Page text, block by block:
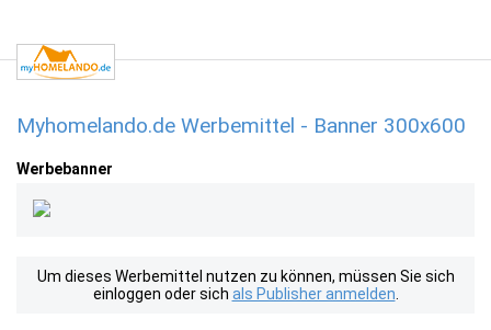
Myhomelando.de Werbemittel - Banner 300x600
Werbebanner
Um dieses Werbemittel nutzen zu können, müssen Sie sich
einloggen oder sich als Publisher anmelden